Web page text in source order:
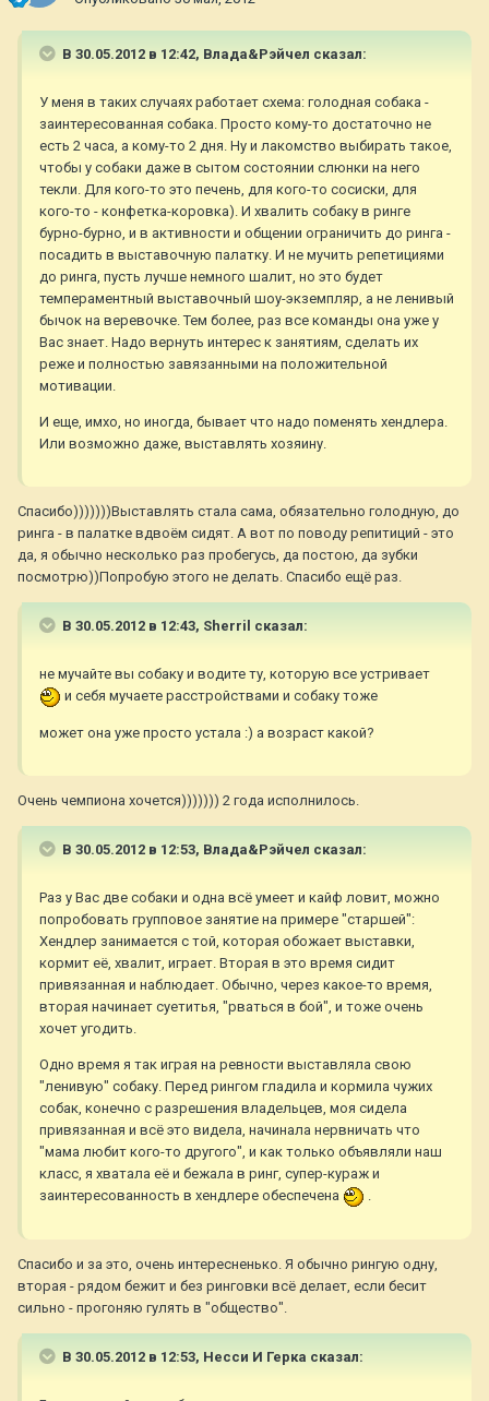
В 30.05.2012 в 12:42, Влада&Рэйчел сказал:
У меня в таких случаях работает схема: голодная собака -
заинтересованная собака. Просто кому-то достаточно не
есть 2 часа, а кому-то 2 дня. Ну и лакомство выбирать такое,
чтобы у собаки даже в сытом состоянии слюнки на него
текли. Для кого-то это печень, для кого-то сосиски, для
кого-то - конфетка-коровка). И хвалить собаку в ринге
бурно-бурно, и в активности и общении ограничить до ринга -
посадить в выставочную палатку. И не мучить репетициями
до ринга, пусть лучше немного шалит, но это будет
темпераментный выставочный шоу-экземпляр, а не ленивый
бычок на веревочке. Тем более, раз все команды она уже у
Вас знает. Надо вернуть интерес к занятиям, сделать их
реже и полностью завязанными на положительной
мотивации.
И еще, имхо, но иногда, бывает что надо поменять хендлера.
Или возможно даже, выставлять хозяину.
Спасибо)))))))Выставлять стала сама, обязательно голодную, до
ринга - в палатке вдвоём сидят. А вот по поводу репитиций - это
да, я обычно несколько раз пробегусь, да постою, да зубки
посмотрю))Попробую этого не делать. Спасибо ещё раз.
В 30.05.2012 в 12:43, Sherril сказал:
не мучайте вы собаку и водите ту, которую все устривает
и себя мучаете расстройствами и собаку тоже
может она уже просто устала :) а возраст какой?
Очень чемпиона хочется))))))) 2 года исполнилось.
В 30.05.2012 в 12:53, Влада&Рэйчел сказал:
Раз у Вас две собаки и одна всё умеет и кайф ловит, можно
попробовать групповое занятие на примере "старшей":
Хендлер занимается с той, которая обожает выставки,
кормит её, хвалит, играет. Вторая в это время сидит
привязанная и наблюдает. Обычно, через какое-то время,
вторая начинает суетитья, "рваться в бой", и тоже очень
хочет угодить.
Одно время я так играя на ревности выставляла свою
"ленивую" собаку. Перед рингом гладила и кормила чужих
собак, конечно с разрешения владельцев, моя сидела
привязанная и всё это видела, начинала нервничать что
"мама любит кого-то другого", и как только объявляли наш
класс, я хватала её и бежала в ринг, супер-кураж и
заинтересованность в хендлере обеспечена
Спасибо и за это, очень интересненько. Я обычно рингую одну,
вторая - рядом бежит и без ринговки всё делает, если бесит
сильно - прогоняю гулять в "общество".
В 30.05.2012 в 12:53, Несси И Герка сказал: